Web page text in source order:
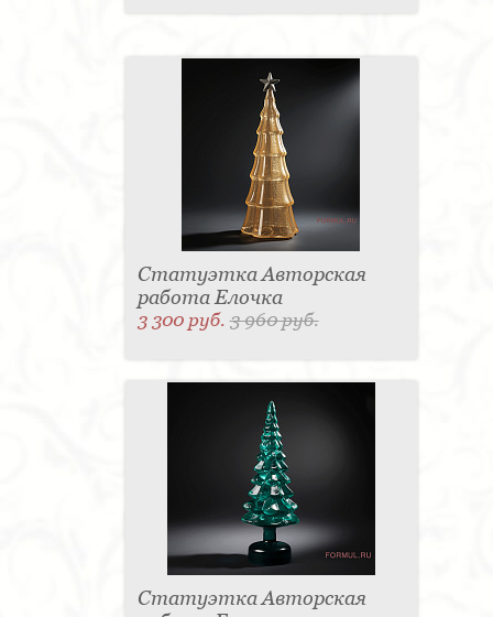
Статуэтка Авторская
работа Елочка
3 300 руб.3 960 руб.
Статуэтка Авторская